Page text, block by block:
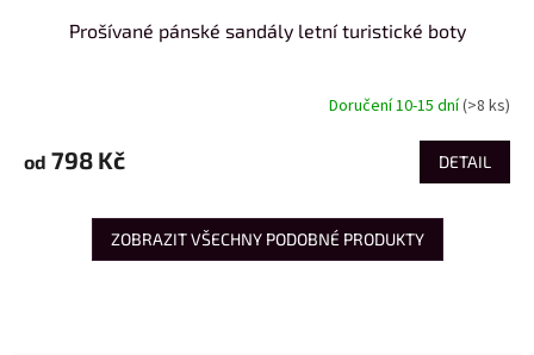
Prošívané pánské sandály letní turistické boty
Doručení 10-15 dní(>8 ks)
od 798 Kč DETAIL
ZOBRAZIT VŠECHNY PODOBNÉ PRODUKTY